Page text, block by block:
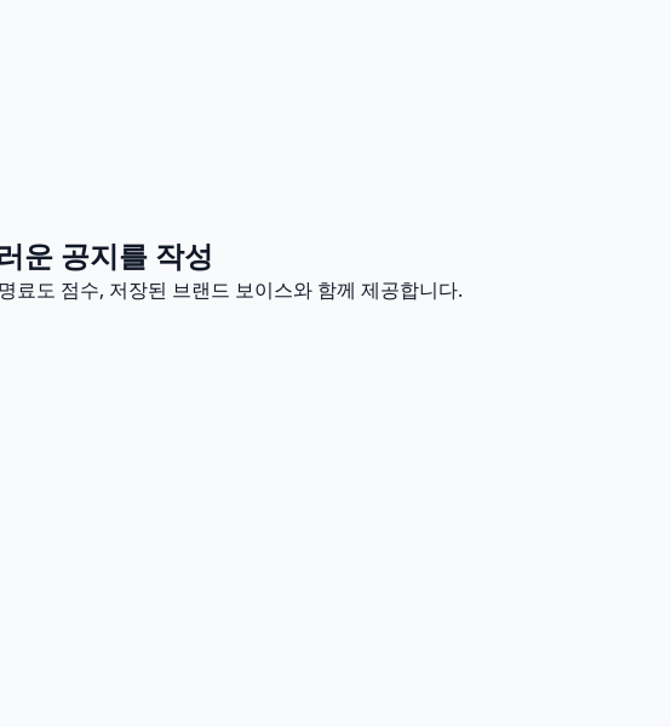
운 공지를 작성
도 점수, 저장된 브랜드 보이스와 함께 제공합니다.